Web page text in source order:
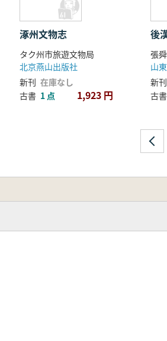
涿州文物志
タク州市旅遊文物局
北京燕山出版社
新刊 在庫なし
古書 1 点 1,923 円
後
張
山
新刊
古書